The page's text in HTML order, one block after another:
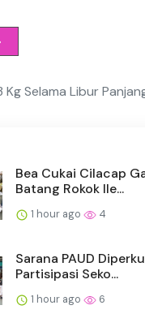
Selama Libur
Bea Cukai Cilacap
Batang Rokok Ile...
1 hour ago 4
Sarana PAUD
Partisipasi Seko...
1 hour ago 6